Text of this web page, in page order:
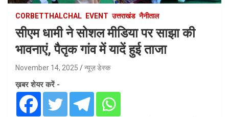
CORBETTHALCHAL EVENT उत्तराखंड नैनीताल
सीएम धामी ने सोशल मीडिया पर साझा की
भावनाएं, पैतृक गांव में यादें हुई ताजा
November 14, 2025 न्यूज़ डेस्क
ख़बर शेयर करें -